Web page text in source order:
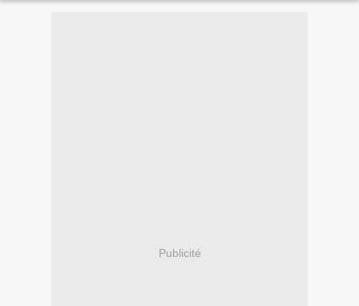
Publicité